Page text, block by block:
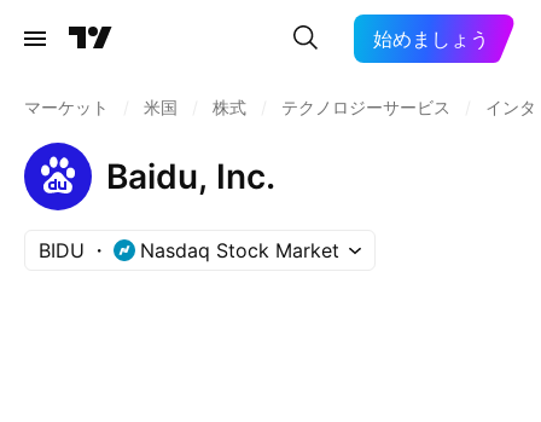
始めましょう
マーケット 米国 株式 テクノロジーサービス イン
Baidu, Inc.
BIDU Nasdaq Stock Market